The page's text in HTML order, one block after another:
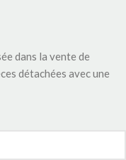
dans la vente de
détachées avec une